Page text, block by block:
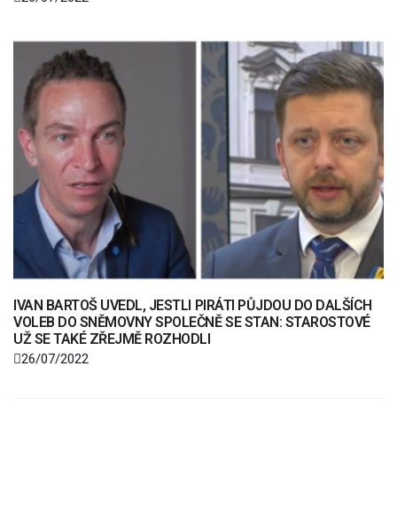
IVAN BARTOŠ UVEDL, JESTLI PIRÁTI PŮJDOU DO DALŠÍCH
VOLEB DO SNĚMOVNY SPOLEČNĚ SE STAN: STAROSTOVÉ
UŽ SE TAKÉ ZŘEJMĚ ROZHODLI
26/07/2022